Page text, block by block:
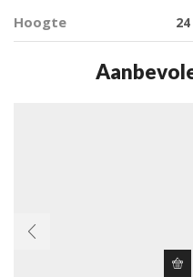
Hoogte